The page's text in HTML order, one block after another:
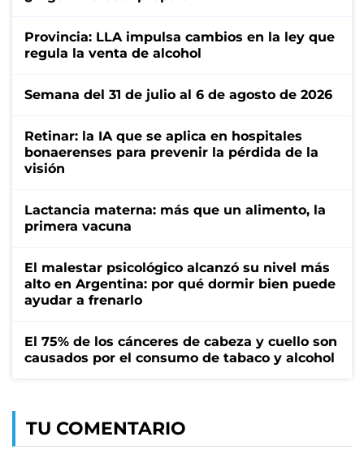
Provincia: LLA impulsa cambios en la ley que
regula la venta de alcohol
Semana del 31 de julio al 6 de agosto de 2026
Retinar: la IA que se aplica en hospitales
bonaerenses para prevenir la pérdida de la
visión
Lactancia materna: más que un alimento, la
primera vacuna
El malestar psicológico alcanzó su nivel más
alto en Argentina: por qué dormir bien puede
ayudar a frenarlo
El 75% de los cánceres de cabeza y cuello son
causados por el consumo de tabaco y alcohol
TU COMENTARIO